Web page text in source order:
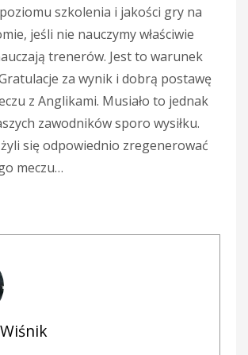
szkolenia i jakości gry na
jeśli nie nauczymy właściwie
trenerów. Jest to warunek
za wynik i dobrą postawę
z Anglikami. Musiało to jednak
zawodników sporo wysiłku.
się odpowiednio zregenerować
meczu…